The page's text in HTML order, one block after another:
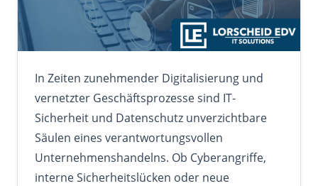
In Zeiten zunehmender Digitalisierung und
vernetzter Geschäftsprozesse sind IT-
Sicherheit und Datenschutz unverzichtbare
Säulen eines verantwortungsvollen
Unternehmenshandelns. Ob Cyberangriffe,
interne Sicherheitslücken oder neue